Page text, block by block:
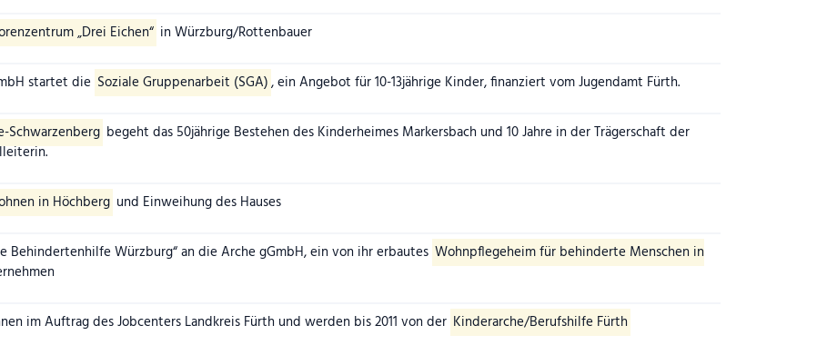
„Drei Eichen“ in Würzburg/Rottenbauer
startet die Soziale Gruppenarbeit (SGA), ein Angebot für 10-13jährige Kinder, finanziert vom Jugendamt Fürth.
Schwarzenberg begeht das 50jährige Bestehen des Kinderheimes Markersbach und 10 Jahre in der Trägerschaft der
in Höchberg und Einweihung des Hauses
Behindertenhilfe Würzburg“ an die Arche gGmbH, ein von ihr erbautes Wohnpflegeheim für behinderte Menschen in
im Auftrag des Jobcenters Landkreis Fürth und werden bis 2011 von der Kinderarche/Berufshilfe Fürth